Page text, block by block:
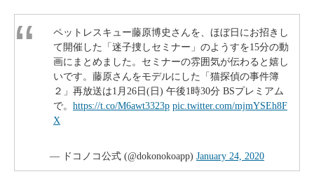
ペットレスキュー藤原博史さんを、ほぼ日にお招きし
て開催した「迷子捜しセミナー」のようすを15分の動
画にまとめました。セミナーの雰囲気が伝わると嬉し
いです。藤原さんをモデルにした「猫探偵の事件簿
２」再放送は1月26日(日) 午後1時30分 BSプレミアム
で。 https://t.co/M6awt3323p pic.twitter.com/mjmYSEh8F
X
— ドコノコ公式 (@dokonokoapp) January 24, 2020